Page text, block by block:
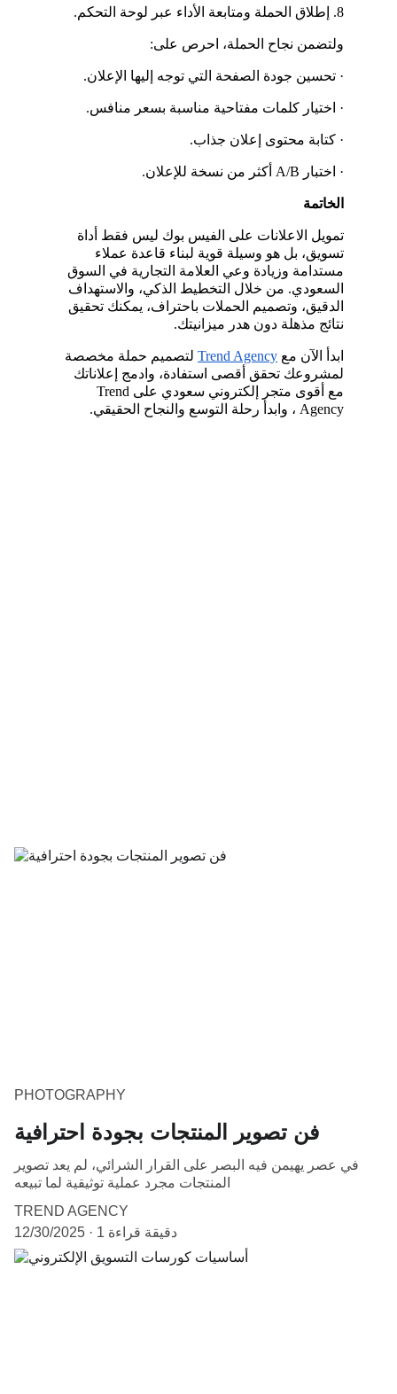
8. إطلاق الحملة ومتابعة الأداء عبر لوحة التحكم.
ولتضمن نجاح الحملة، احرص على:
· تحسين جودة الصفحة التي توجه إليها الإعلان.
· اختيار كلمات مفتاحية مناسبة بسعر منافس.
· كتابة محتوى إعلان جذاب.
· اختبار A/B أكثر من نسخة للإعلان.
الخاتمة
تمويل الاعلانات على الفيس بوك ليس فقط أداة
تسويق، بل هو وسيلة قوية لبناء قاعدة عملاء
مستدامة وزيادة وعي العلامة التجارية في السوق
السعودي. من خلال التخطيط الذكي، والاستهداف
الدقيق، وتصميم الحملات باحتراف، يمكنك تحقيق
نتائج مذهلة دون هدر ميزانيتك.
ابدأ الآن مع Trend Agency لتصميم حملة مخصصة
لمشروعك تحقق أقصى استفادة، وادمج إعلاناتك
مع أقوى متجر إلكتروني سعودي علىTrend
Agency ، وابدأ رحلة التوسع والنجاح الحقيقي.
PHOTOGRAPHY
فن تصوير المنتجات بجودة احترافية
في عصر يهيمن فيه البصر على القرار الشرائي، لم يعد تصوير
المنتجات مجرد عملية توثيقية لما تبيعه
TREND AGENCY
12/30/2025
1 دقيقة قراءة